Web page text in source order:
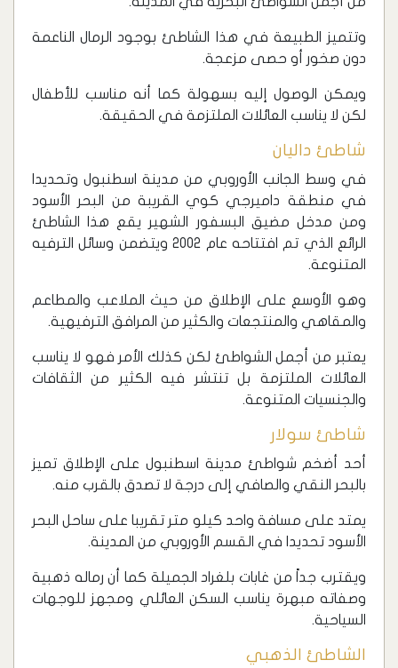
وتتميز الطبيعة في هذا الشاطئ بوجود الرمال الناعمة
دون صخور أو حصى مزعجة.
ويمكن الوصول إليه بسهولة كما أنه مناسب للأطفال
لكن لا يناسب العائلات الملتزمة في الحقيقة.
‏شاطئ داليان
‏في وسط الجانب الأوروبي من مدينة اسطنبول وتحديدا
في منطقة داميرجي كوي القريبة من البحر الأسود
ومن مدخل مضيق البسفور الشهير يقع هذا الشاطئ
الرائع الذي تم افتتاحه عام 2002 ويتضمن وسائل الترفيه
المتنوعة.
وهو الأوسع على الإطلاق من حيث الملاعب والمطاعم
والمقاهي والمنتجعات والكثير من المرافق الترفيهية.
يعتبر من أجمل الشواطئ لكن كذلك الأمر فهو لا يناسب
العائلات الملتزمة بل تنتشر فيه الكثير من الثقافات
والجنسيات المتنوعة.
‏شاطئ سولار
‏أحد أضخم شواطئ مدينة اسطنبول على الإطلاق تميز
بالبحر النقي والصافي إلى درجة لا تصدق بالقرب منه.
يمتد على مسافة واحد كيلو متر تقريبا على ساحل البحر
الأسود تحديدا في القسم الأوروبي من المدينة.
ويقترب جداً من غابات بلغراد الجميلة كما أن رماله ذهبية
وصفاته مبهرة يناسب السكن العائلي ومجهز للوجهات
السياحية.
الشاطئ الذهبي